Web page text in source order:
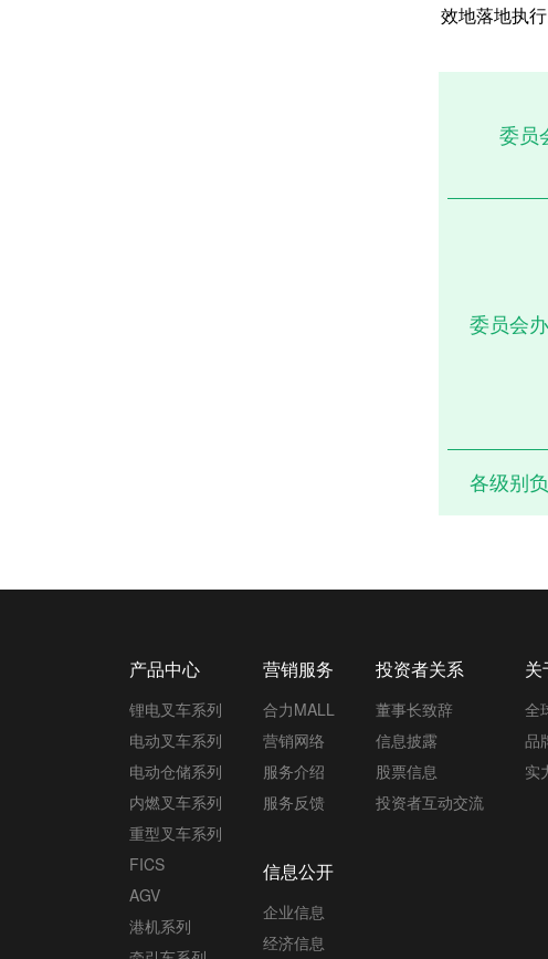
效地落地执行
委员
委员会
各级别
产品中心
锂电叉车系列
电动叉车系列
电动仓储系列
内燃叉车系列
重型叉车系列
FICS
AGV
港机系列
营销服务
合力MALL
营销网络
服务介绍
服务反馈
投资者关系
董事长致辞
信息披露
股票信息
投资者互动交流
关
全
品
实
信息公开
企业信息
经济信息